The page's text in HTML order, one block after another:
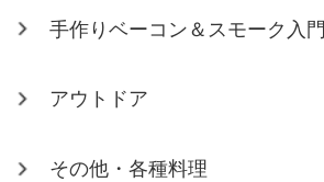
手作りベーコン＆スモーク入門
アウトドア
その他・各種料理